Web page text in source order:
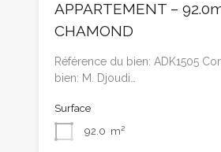
APPARTEMENT –
CHAMOND
Référence du bien: ADK1505
bien: M. Djoudi…
Surface
92.0 m²